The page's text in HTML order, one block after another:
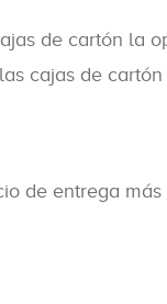
de cartón la
cajas de
de entrega